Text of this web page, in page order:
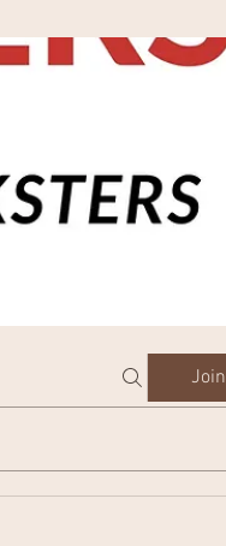
Join